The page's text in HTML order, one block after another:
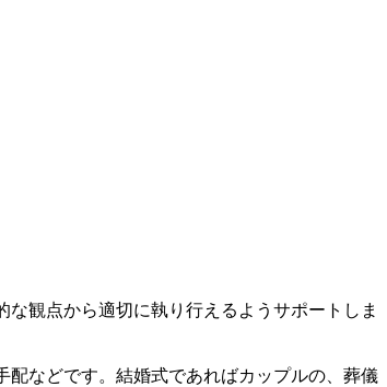
観点から適切に執り行えるようサポートしま
などです。結婚式であればカップルの、葬儀